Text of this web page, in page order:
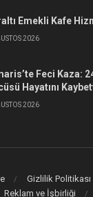
Emekli Kafe
2026
Feci Kaza:
Hayatını
2026
Gizlilik Politikası
Reklam ve İşbirliği